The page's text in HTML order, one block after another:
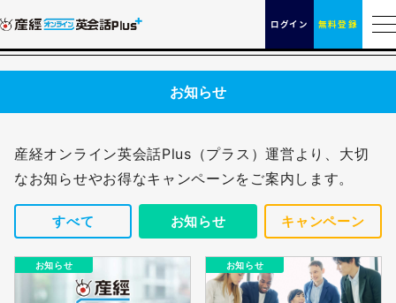
ログイン 無料登録
お知らせ
産経オンライン英会話Plus（プラス）運営より、大切
なお知らせやお得なキャンペーンをご案内します。
すべて お知らせ キャンペーン
お知らせ お知らせ